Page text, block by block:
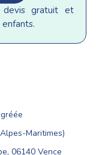
devis gratuit et
Maritimes)
06140 Vence